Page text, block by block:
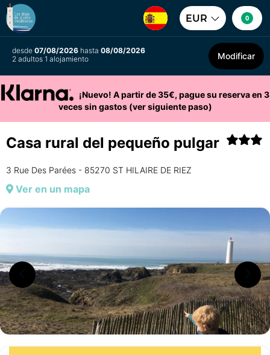
EUR 0
desde 07/08/2026 hasta 08/08/2026
2 adultos 1 alojamiento
Modificar
¡Nuevo! A partir de 35€, pague su reserva en 3
veces sin gastos (ver siguiente paso)
Casa rural del pequeño pulgar
3 Rue Des Parées - 85270 ST HILAIRE DE RIEZ
Ver en un mapa